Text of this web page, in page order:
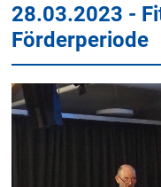
28.03.2023 -
Förderperiode